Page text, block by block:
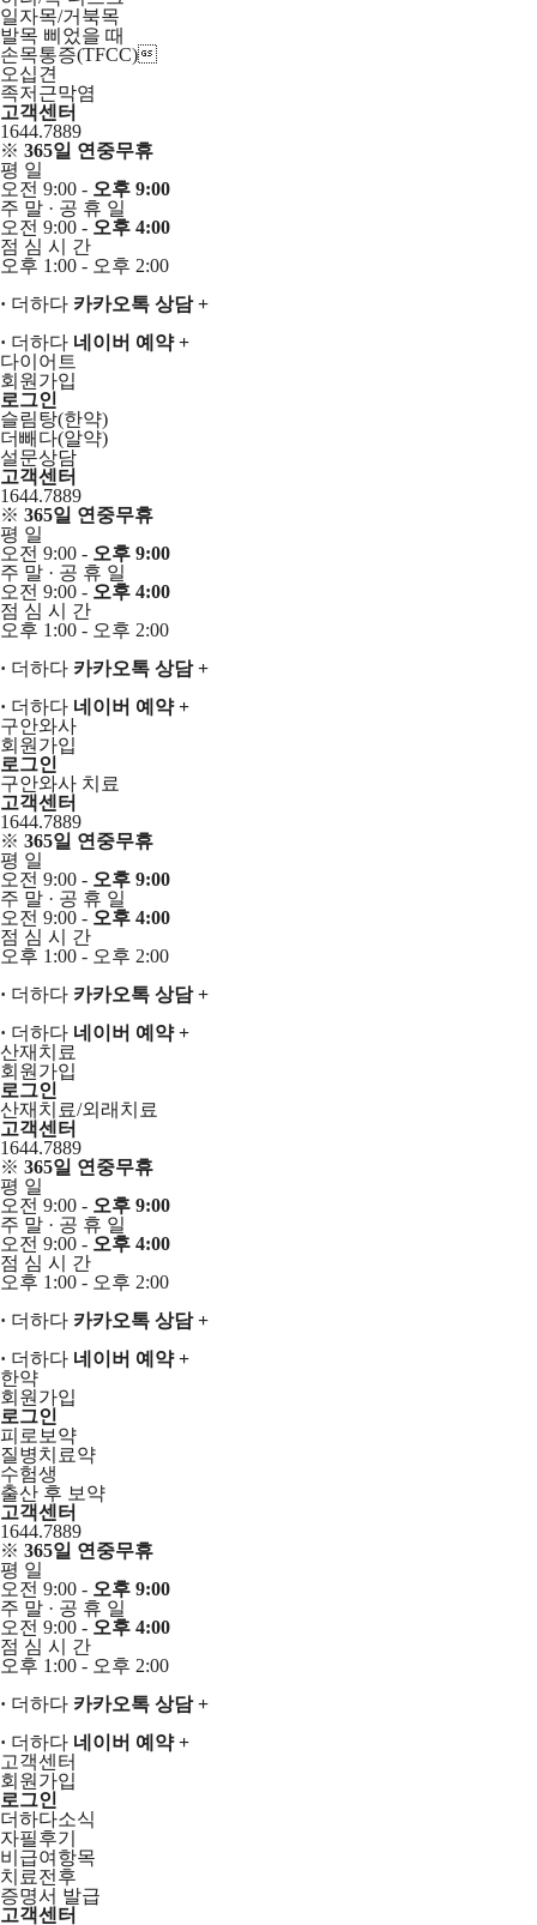
일자목/거북목
발목 삐었을 때
손목통증(TFCC)
오십견
족저근막염
고객센터
1644.7889
※ 365일 연중무휴
평 일
오전 9:00 - 오후 9:00
주 말 · 공 휴 일
오전 9:00 - 오후 4:00
점 심 시
간
오후 1:00 - 오후 2:00
· 더하다 카카오톡 상담 +
· 더하다 네이버 예약 +
다이어트
회원가입
로그인
슬림탕(한약)
더빼다(알약)
설문상담
고객센터
1644.7889
※ 365일 연중무휴
평 일
오전 9:00 - 오후 9:00
주 말 · 공 휴 일
오전 9:00 - 오후 4:00
점 심 시
간
오후 1:00 - 오후 2:00
· 더하다 카카오톡 상담 +
· 더하다 네이버 예약 +
구안와사
회원가입
로그인
구안와사 치료
고객센터
1644.7889
※ 365일 연중무휴
평 일
오전 9:00 - 오후 9:00
주 말 · 공 휴 일
오전 9:00 - 오후 4:00
점 심 시
간
오후 1:00 - 오후 2:00
· 더하다 카카오톡 상담 +
· 더하다 네이버 예약 +
산재치료
회원가입
로그인
산재치료/외래치료
고객센터
1644.7889
※ 365일 연중무휴
평 일
오전 9:00 - 오후 9:00
주 말 · 공 휴 일
오전 9:00 - 오후 4:00
점 심 시
간
오후 1:00 - 오후 2:00
· 더하다 카카오톡 상담 +
· 더하다 네이버 예약 +
한약
회원가입
로그인
피로보약
질병치료약
수험생
출산 후 보약
고객센터
1644.7889
※ 365일 연중무휴
평 일
오전 9:00 - 오후 9:00
주 말 · 공 휴 일
오전 9:00 - 오후 4:00
점 심 시
간
오후 1:00 - 오후 2:00
· 더하다 카카오톡 상담 +
· 더하다 네이버 예약 +
고객센터
회원가입
로그인
더하다소식
자필후기
비급여항목
치료전후
증명서 발급
고객센터